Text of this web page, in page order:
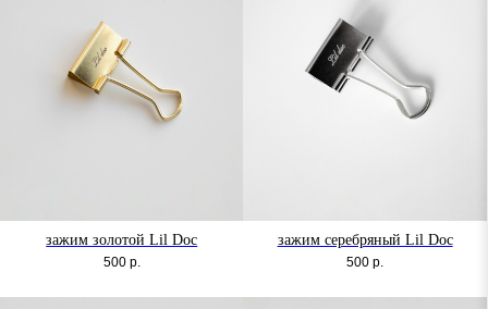
зажим золотой Lil Doc
500 р.
зажим серебряный Lil Doc
500 р.